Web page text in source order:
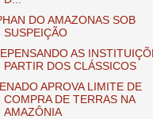
DO AMAZONAS SOB
SUSPEIÇÃO
AS
PARTIR DOS CLÁSSICOS
APROVA LIMITE DE
COMPRA DE TERRAS NA
AMAZÔNIA